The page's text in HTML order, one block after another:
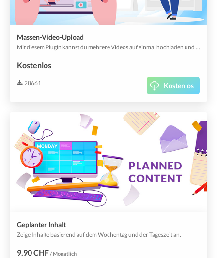
Massen-Video-Upload
Mit diesem Plugin kannst du mehrere Videos auf einmal hochladen und automatisch Video-Widgets erstellen.
Kostenlos
28661 Kostenlos
Geplanter Inhalt
Zeige Inhalte basierend auf dem Wochentag und der Tageszeit an.
9.90 CHF/ Monatlich